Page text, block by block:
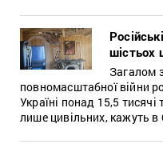
шістьох
Загалом
повномасштабної війни
Україні понад 15,5
лише цивільних, кажуть